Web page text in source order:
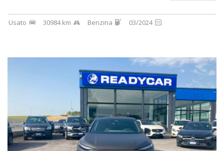
Usato 30984 km Benzina 03/2024